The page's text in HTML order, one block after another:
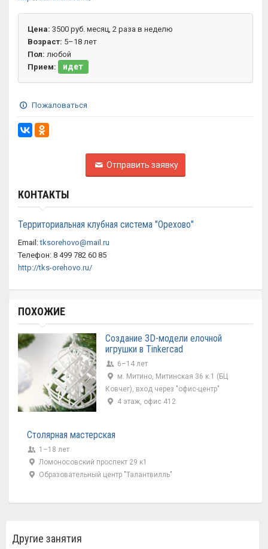
Цена: 3500 руб. месяц, 2 раза в неделю
Возраст: 5–18 лет
Пол: любой
Прием:
идет
Пожаловаться
Отправить заявку
КОНТАКТЫ
Территориальная клубная система "Орехово"
Email:tksorehovo@mail.ru
Телефон: 8 499 782 60 85
http://tks-orehovo.ru/
ПОХОЖИЕ
Создание 3D-модели елочной
игрушки в Tinkercad
6–14 лет
м. Митино, Митинская 36 к.1 (БЦ
Ковчег), вход через "офис-центр"
4 этаж, офис 412
Столярная мастерская
1–18 лет
Ломоносовский проспект 29 к1
Образовательный центр "Талантвилль"
Другие занятия